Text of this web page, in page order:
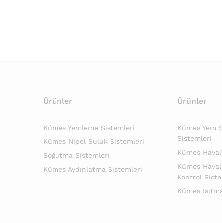
Ürünler
Kümes Yemleme Sistemleri
Kümes Nipel Suluk Sistemleri
Soğutma Sistemleri
Kümes Aydınlatma Sistemleri
Ürünler
Kümes Yem
Sistemleri
Kümes
Kümes
Kontrol
Kümes